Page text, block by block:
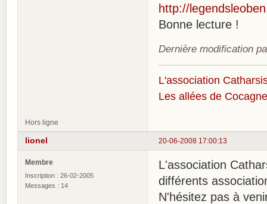
http://
Bonne lecture !
Dernière modification
L'association
Les allées de
Hors ligne
20-06-2008 17:00:13
lionel
Membre
Inscription : 26-02-2005
Messages : 14
L'association
différents
N'hésitez pas à